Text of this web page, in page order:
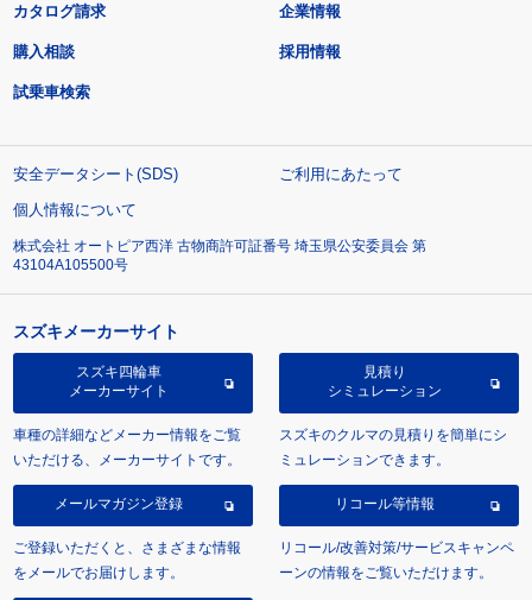
カタログ請求
購入相談
試乗車検索
企業情報
採用情報
安全データシート(SDS)
ご利用にあたって
個人情報について
株式会社 オートピア西洋 古物商許可証番号 埼玉県公安委員会 第
43104A105500号
スズキメーカーサイト
スズキ四輪車
メーカーサイト
車種の詳細などメーカー情報をご覧
いただける、メーカーサイトです。
見積り
シミュレーション
スズキのクルマの見積りを簡単にシ
ミュレーションできます。
メールマガジン登録
ご登録いただくと、さまざまな情報
をメールでお届けします。
リコール等情報
リコール/改善対策/サービスキャンペ
ーンの情報をご覧いただけます。